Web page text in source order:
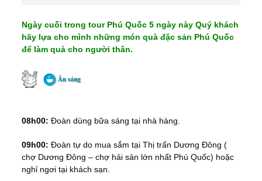
Ngày cuối trong tour Phú Quốc 5 ngày này Quý khách
hãy lựa cho mình những món quà đặc sản Phú Quốc
để làm quà cho người thân.
08h00: Đoàn dùng bữa sáng tại nhà hàng.
09h00: Đoàn tự do mua sắm tại Thị trấn Dương Đông (
chợ Dương Đông – chợ hải sản lớn nhất Phú Quốc) hoặc
nghỉ ngơi tại khách sạn.